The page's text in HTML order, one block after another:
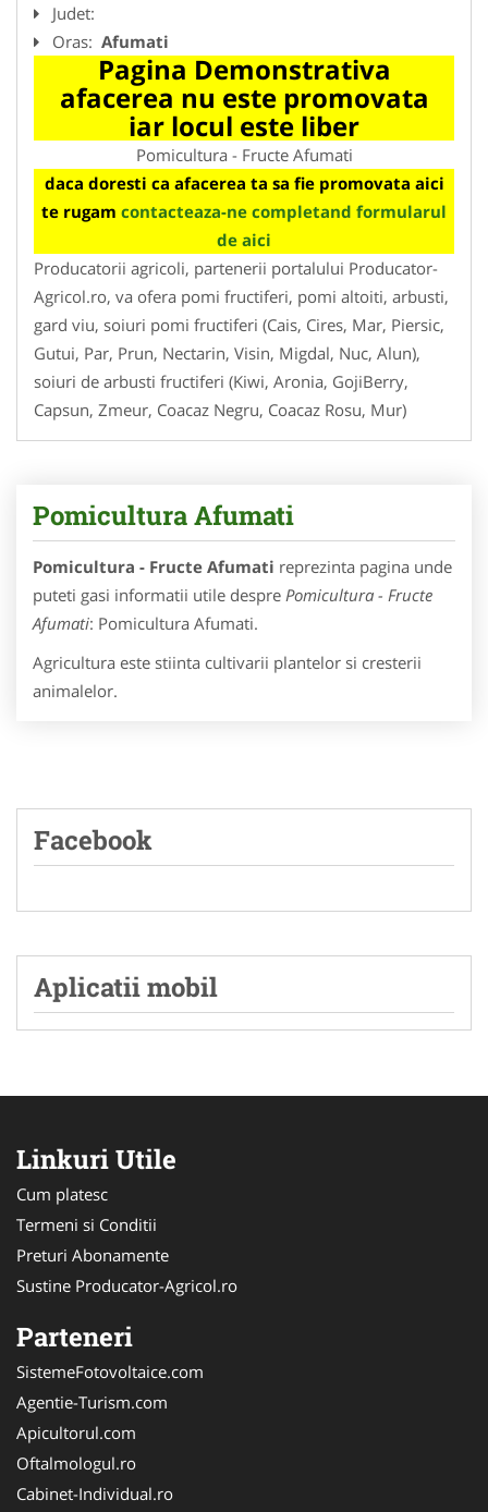
Judet:
Oras: Afumati
Pagina Demonstrativa
afacerea nu este promovata
iar locul este liber
Pomicultura - Fructe Afumati
daca doresti ca afacerea ta sa fie promovata aici
te rugam contacteaza-ne completand formularul
de aici
Producatorii agricoli, partenerii portalului Producator-
Agricol.ro, va ofera pomi fructiferi, pomi altoiti, arbusti,
gard viu, soiuri pomi fructiferi (Cais, Cires, Mar, Piersic,
Gutui, Par, Prun, Nectarin, Visin, Migdal, Nuc, Alun),
soiuri de arbusti fructiferi (Kiwi, Aronia, GojiBerry,
Capsun, Zmeur, Coacaz Negru, Coacaz Rosu, Mur)
Pomicultura Afumati
Pomicultura - Fructe Afumati reprezinta pagina unde
puteti gasi informatii utile despre Pomicultura - Fructe
Afumati: Pomicultura Afumati.
Agricultura este stiinta cultivarii plantelor si cresterii
animalelor.
Facebook
Aplicatii mobil
Linkuri Utile
Cum platesc
Termeni si Conditii
Preturi Abonamente
Sustine Producator-Agricol.ro
Parteneri
SistemeFotovoltaice.com
Agentie-Turism.com
Apicultorul.com
Oftalmologul.ro
Cabinet-Individual.ro